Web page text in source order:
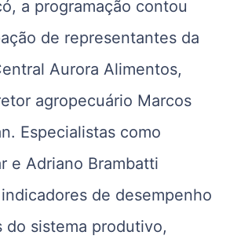
a programação contou
de representantes da
Aurora Alimentos,
agropecuário Marcos
Especialistas como
e Adriano Brambatti
de desempenho
do sistema produtivo,